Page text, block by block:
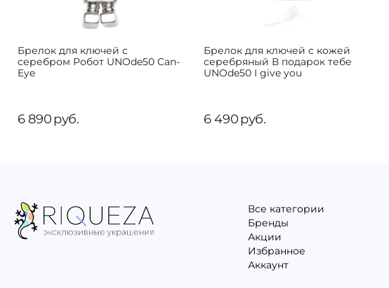
Брелок для ключей с
серебром Робот UNOde50 Can-
Eye
6 890руб.
Брелок для ключей с кожей
серебряный В подарок тебе
UNOde50 I give you
6 490руб.
Все категории
Бренды
Акции
Избранное
Аккаунт